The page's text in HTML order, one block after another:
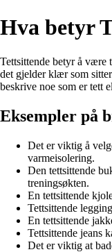
Hva betyr
Tettsittende betyr å være
det gjelder klær som
beskrive noe som er tett
Eksempler på
Det er viktig å
varmeisolering.
Den tettsittende
treningsøkten.
En tettsittende
Tettsittende
En tettsittende
Tettsittende jeans
Det er viktig at